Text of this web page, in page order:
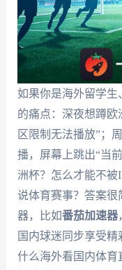
如果你是海外留学生
的痛点：深夜想蹲欧
区限制无法播放”；
播，屏幕上跳出“当
洲杯？怎么才能不
说体育赛事？答案
器，比如番茄加速器
国内球迷同步享受
什么海外看国内体育